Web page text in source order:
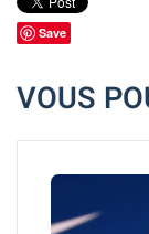
Save
VOUS